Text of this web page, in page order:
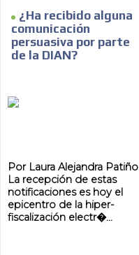
¿Ha recibido alguna
comunicación
persuasiva por parte
de la DIAN?
Por Laura Alejandra Patiño
La recepción de estas
notificaciones es hoy el
epicentro de la hiper-
fiscalización electr�...